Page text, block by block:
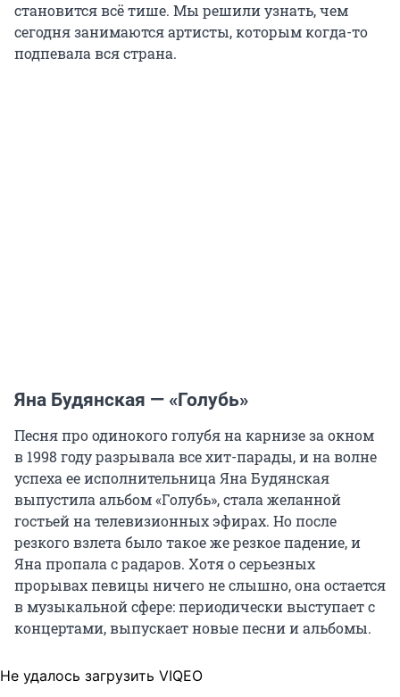
становится всё тише. Мы решили узнать, чем
сегодня занимаются артисты, которым когда-то
подпевала вся страна.
Яна Будянская — «Голубь»
Песня про одинокого голубя на карнизе за окном
в 1998 году разрывала все хит-парады, и на волне
успеха ее исполнительница Яна Будянская
выпустила альбом «Голубь», стала желанной
гостьей на телевизионных эфирах. Но после
резкого взлета было такое же резкое падение, и
Яна пропала с радаров. Хотя о серьезных
прорывах певицы ничего не слышно, она остается
в музыкальной сфере: периодически выступает с
концертами, выпускает новые песни и альбомы.
Не удалось загрузить VIQEO